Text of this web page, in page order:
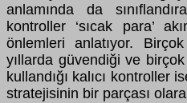
anlamında da
kontroller ‘sıcak para’
önlemleri anlatıyor.
yıllarda güvendiği ve
kullandığı kalıcı kontroller
stratejisinin bir parçası